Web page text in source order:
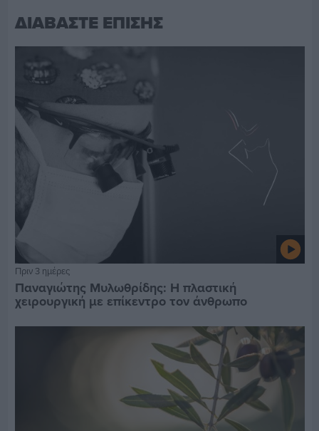
ΔΙΑΒΑΣΤΕ ΕΠΙΣΗΣ
Πριν 3 ημέρες
Παναγιώτης Μυλωθρίδης: Η πλαστική
χειρουργική με επίκεντρο τον άνθρωπο